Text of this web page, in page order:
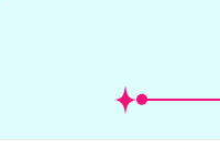
者鍾智凱／台北